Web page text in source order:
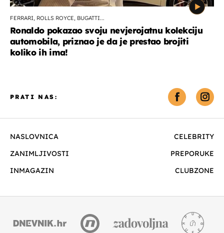
FERRARI, ROLLS ROYCE, BUGATTI...
Ronaldo pokazao svoju nevjerojatnu kolekciju
automobila, priznao je da je prestao brojiti
koliko ih ima!
NASLOVNICA
CELEBRITY
ZANIMLJIVOSTI
PREPORUKE
INMAGAZIN
CLUBZONE
PRATI NAS: